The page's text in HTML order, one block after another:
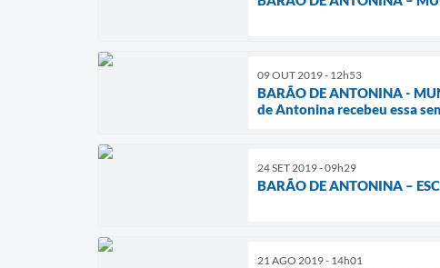
09 OUT 2019 - 12h53
BARÃO DE ANTONINA -
de Antonina recebeu essa
24 SET 2019 - 09h29
BARÃO DE ANTONINA –
21 AGO 2019 - 14h01